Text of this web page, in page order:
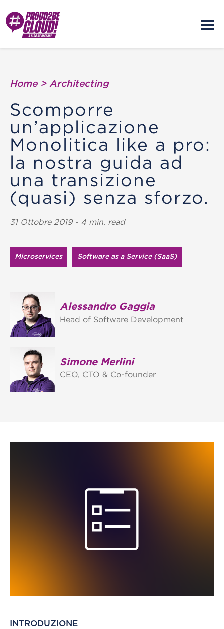
Home > Architecting
Scomporre
un’applicazione
Monolitica like a pro:
la nostra guida ad
una transizione
(quasi) senza sforzo.
31 Ottobre 2019 - 4 min. read
Microservices Software as a Service (SaaS)
Alessandro Gaggia
Head of Software Development
Simone Merlini
CEO, CTO & Co-founder
INTRODUZIONE